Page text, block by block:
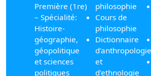
Première (1re)
– Spécialité:
Histoire-
géographie,
géopolitique
et sciences
politiques
philosophie
Cours de
philosophie
Dictionnaire
d'anthropologie
et
d'ethnologie